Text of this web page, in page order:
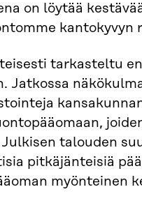
on löytää
kantokyvyn
tarkasteltu
Jatkossa
Julkisen talouden
pitkäjänteisiä
myönteinen